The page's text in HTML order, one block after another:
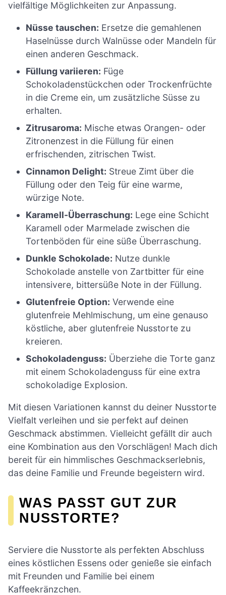
vielfältige Möglichkeiten zur Anpassung.
Nüsse tauschen: Ersetze die gemahlenen
Haselnüsse durch Walnüsse oder Mandeln für
einen anderen Geschmack.
Füllung variieren: Füge
Schokoladenstückchen oder Trockenfrüchte
in die Creme ein, um zusätzliche Süsse zu
erhalten.
Zitrusaroma: Mische etwas Orangen- oder
Zitronenzest in die Füllung für einen
erfrischenden, zitrischen Twist.
Cinnamon Delight: Streue Zimt über die
Füllung oder den Teig für eine warme,
würzige Note.
Karamell-Überraschung: Lege eine Schicht
Karamell oder Marmelade zwischen die
Tortenböden für eine süße Überraschung.
Dunkle Schokolade: Nutze dunkle
Schokolade anstelle von Zartbitter für eine
intensivere, bittersüße Note in der Füllung.
Glutenfreie Option: Verwende eine
glutenfreie Mehlmischung, um eine genauso
köstliche, aber glutenfreie Nusstorte zu
kreieren.
Schokoladenguss: Überziehe die Torte ganz
mit einem Schokoladenguss für eine extra
schokoladige Explosion.
Mit diesen Variationen kannst du deiner Nusstorte
Vielfalt verleihen und sie perfekt auf deinen
Geschmack abstimmen. Vielleicht gefällt dir auch
eine Kombination aus den Vorschlägen! Mach dich
bereit für ein himmlisches Geschmackserlebnis,
das deine Familie und Freunde begeistern wird.
WAS PASST GUT ZUR
NUSSTORTE?
Serviere die Nusstorte als perfekten Abschluss
eines köstlichen Essens oder genieße sie einfach
mit Freunden und Familie bei einem
Kaffeekränzchen.